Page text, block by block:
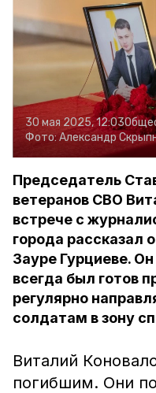
30 мая 2025, 12:03
Фото:Александр
Председатель
ветеранов СВО
встрече с
города рассказал
Зауре Гурциеве.
всегда был готов
регулярно
солдатам в зону
Виталий
погибшим. Они